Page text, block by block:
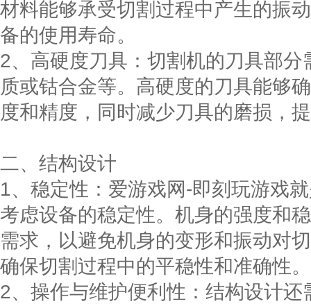
材料能够承受切割过程中产生的振
备的使用寿命。
2、高硬度刀具：切割机的刀具部
质或钴合金等。高硬度的刀具能够
度和精度，同时减少刀具的磨损，
二、结构设计
1、稳定性：爱游戏网-即刻玩游戏
考虑设备的稳定性。机身的强度和
需求，以避免机身的变形和振动对
确保切割过程中的平稳性和准确性。
2、操作与维护便利性：结构设计